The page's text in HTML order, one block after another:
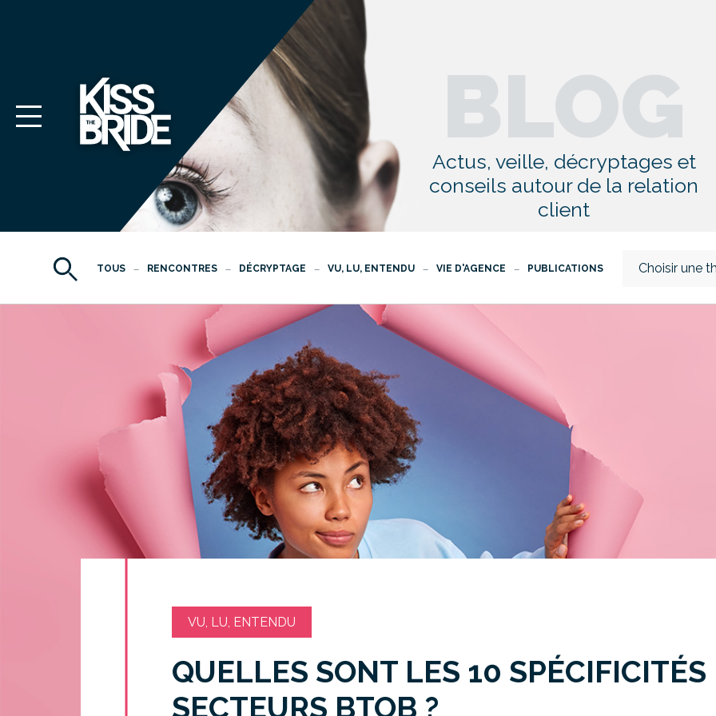
BLOG
Actus, veille, décryptages et
conseils autour de la relation
client
TOUS RENCONTRES DÉCRYPTAGE VU, LU, ENTENDU VIE D'AGENCE PUBLICATIONS Choisir une
VU, LU, ENTENDU
QUELLES SONT LES 10 SPÉCIFICITÉS
SECTEURS BTOB ?